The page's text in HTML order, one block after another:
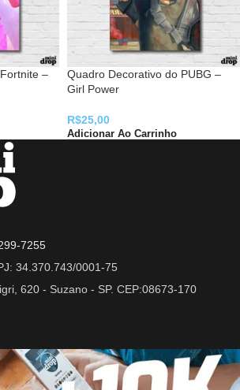
–
Quadro Decorativo do PUBG –
Girl Power
R$25,00
Adicionar Ao Carrinho
7255
34.370.743/0001-75
620 - Suzano - SP. CEP:08673-170